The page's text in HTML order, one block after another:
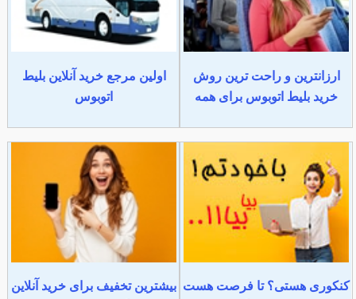
ارزانترین و راحت ترین روش
خرید بلیط اتوبوس برای همه
اولین مرجع خرید آنلاین بلیط
اتوبوس
کنکوری هستی؟ تا فرصت هست بیشترین تخفیف برای خرید آنلاین